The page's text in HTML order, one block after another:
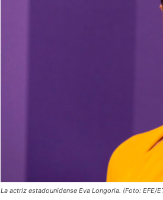
La actriz estadounidense Eva Longoria. (Foto: EFE/